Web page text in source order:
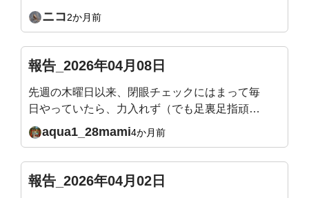
感覚がわかるようになってきて嬉しいです。来
月のテーマもすごく楽しみです！
ニコ2か月前
報告_2026年04月08日
先週の木曜日以来、閉眼チェックにはまって毎
日やっていたら、力入れず（でも足裏足指頑張
る）立てるようになりました。頭の位置は？ス
ウェイバックになってない？とか確認しなが
始めて、ライブレッスンの度にカラダの気づき
があり、体力もついてきて嬉しい限りです。明
aqua1_28mami4か月前
報告_2026年04月02日